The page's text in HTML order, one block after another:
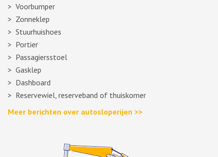
Voorbumper
Zonneklep
Stuurhuishoes
Portier
Passagiersstoel
Gasklep
Dashboard
Reservewiel, reserveband of thuiskomer
Meer berichten over autosloperijen >>